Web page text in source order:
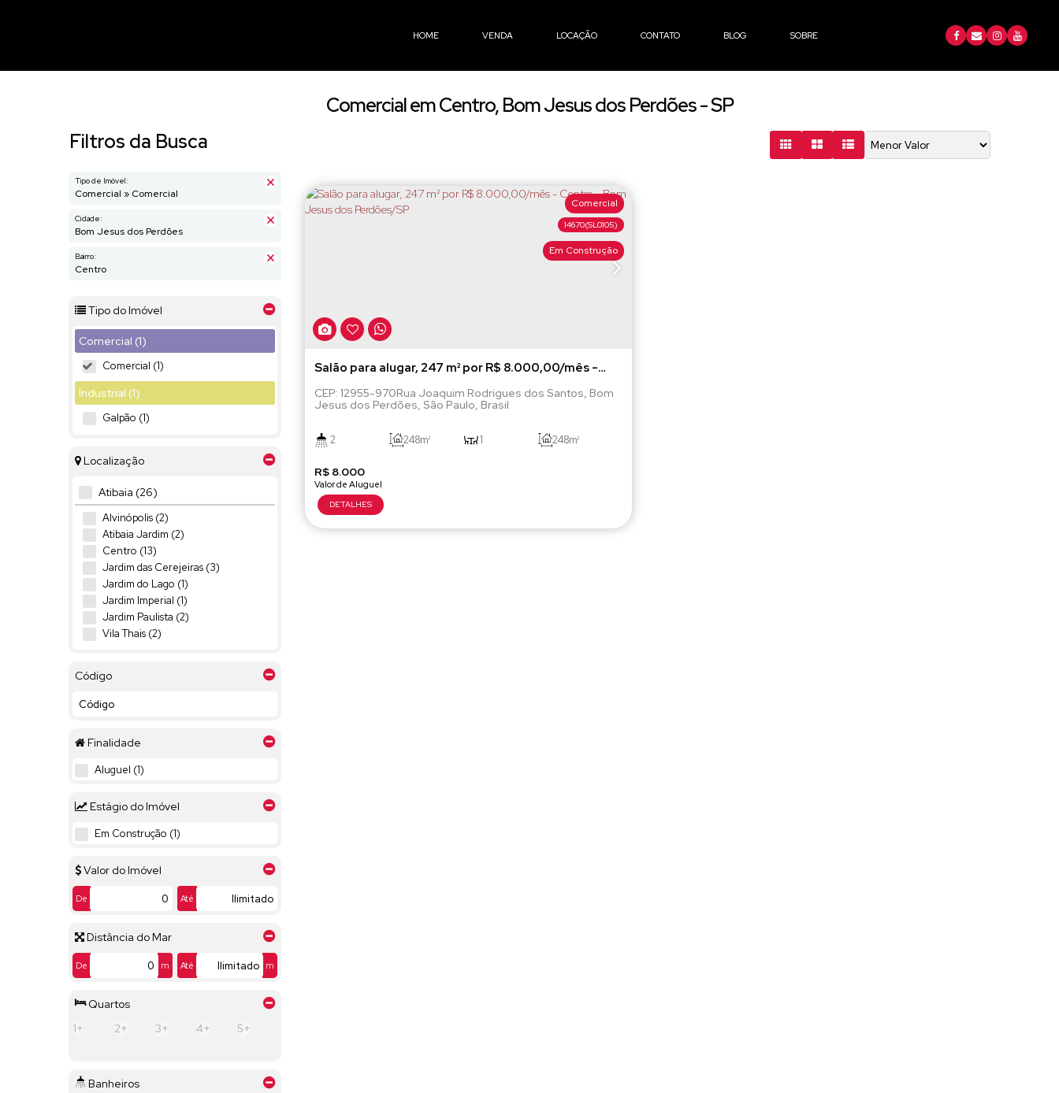
CONTATO BLOG SOBRE
LOCAÇÃO
VENDA
HOME
Comercial em Centro, Bom Jesus dos Perdões - SP
Filtros da Busca
Tipo de Imóvel:
Comercial » Comercial
Cidade:
Bom Jesus dos Perdões
Bairro:
Centro
Tipo do Imóvel
Comercial (1)
Comercial (1)
Industrial (1)
Galpão (1)
Localização
Atibaia (26)
Alvinópolis (2)
Atibaia Jardim (2)
Centro (13)
Jardim das Cerejeiras (3)
Jardim do Lago (1)
Jardim Imperial (1)
Jardim Paulista (2)
Vila Thais (2)
Código
Finalidade
Aluguel (1)
Estágio do Imóvel
Em Construção (1)
Valor do Imóvel
De Até
Distância do Mar
De m Até m
Quartos
1+
2+ 3+ 4+ 5+
Banheiros
14670(SL0105)
Comercial
Em Construção
Salão para alugar, 247 m² por R$ 8.000,00/mês -
Centro - Bom Jesus dos Perdões/SP
R$ 8.000
CEP: 12955-970Rua Joaquim Rodrigues dos Santos, Bom
Jesus dos Perdões, São Paulo, Brasil
2 248m² 1 248m²